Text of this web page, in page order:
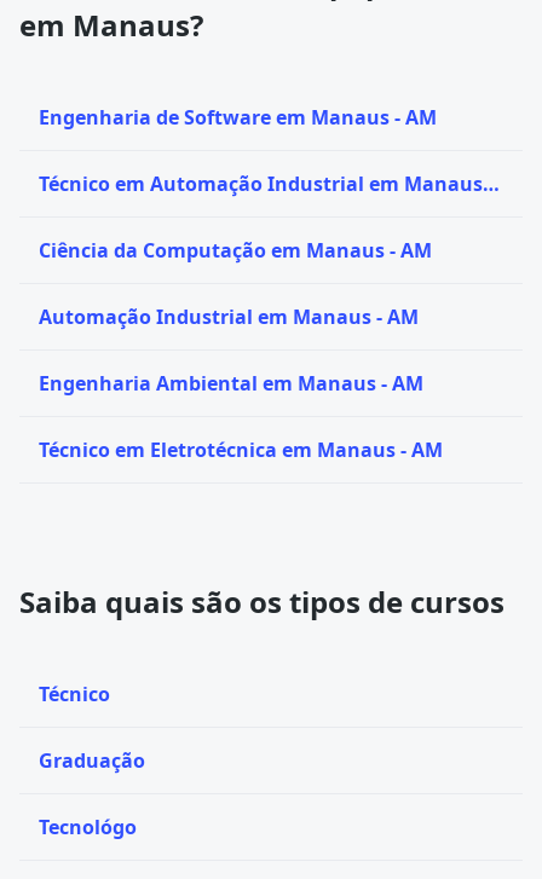
em Manaus?
Engenharia de Software em Manaus - AM
Técnico em Automação Industrial em Manaus -
Ciência da Computação em Manaus - AM
Automação Industrial em Manaus - AM
Engenharia Ambiental em Manaus - AM
Técnico em Eletrotécnica em Manaus - AM
Saiba quais são os tipos de cursos
Técnico
Graduação
Tecnológo